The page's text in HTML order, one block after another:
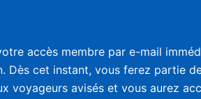
accès membre par e-mail
Dès cet instant, vous ferez partie
voyageurs avisés et vous aurez